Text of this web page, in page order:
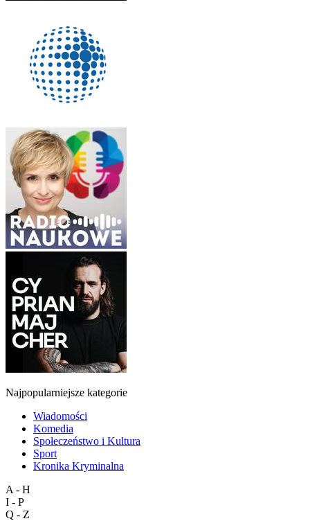
Najpopularniejsze kategorie
Wiadomości
Komedia
Społeczeństwo i Kultura
Sport
Kronika Kryminalna
A - H
I - P
Q - Z